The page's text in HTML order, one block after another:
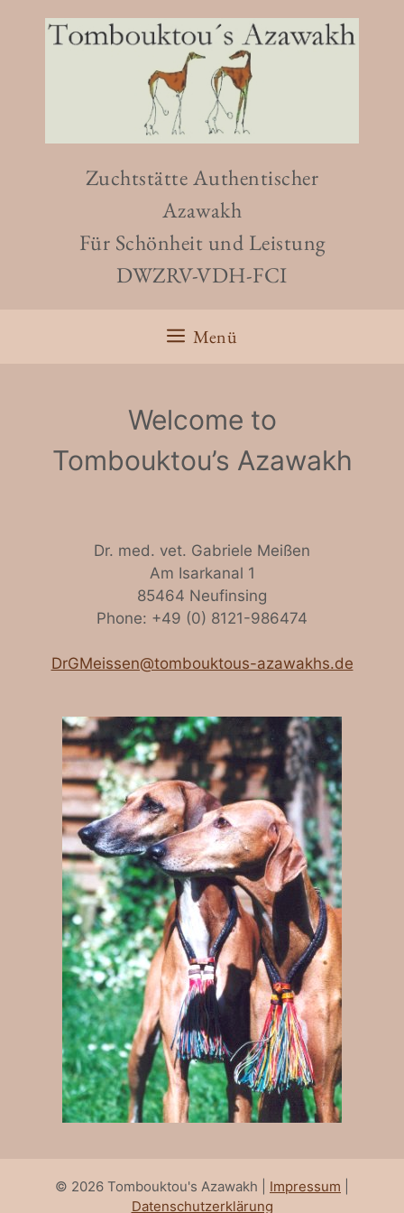
Zuchtstätte Authentischer
Azawakh
Für Schönheit und Leistung
DWZRV-VDH-FCI
Menü
Welcome to
Tombouktou’s Azawakh
Dr. med. vet. Gabriele Meißen
Am Isarkanal 1
85464 Neufinsing
Phone: +49 (0) 8121-986474
DrGMeissen@tombouktous-azawakhs.de
© 2026 Tombouktou's Azawakh | Impressum
Datenschutzerklärung